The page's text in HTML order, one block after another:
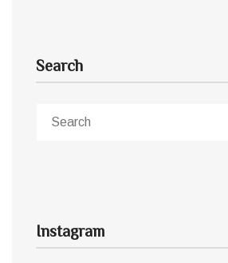
Search
Instagram